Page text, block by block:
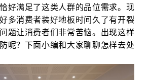
好满足了这类人群的品位需求。现
多消费者装好地板时间久了有开裂
题让消费者们非常苦恼。出现这样
呢？下面小编和大家聊聊怎样去处